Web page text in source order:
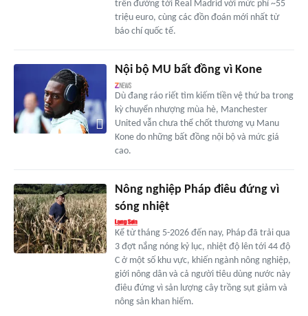
trên đường tới Real Madrid với mức phí ~55
triệu euro, cùng các đồn đoán mới nhất từ
báo chí quốc tế.
Nội bộ MU bất đồng vì Kone
Dù đang ráo riết tìm kiếm tiền vệ thứ ba trong
kỳ chuyển nhượng mùa hè, Manchester
United vẫn chưa thể chốt thương vụ Manu
Kone do những bất đồng nội bộ và mức giá
cao.
Nông nghiệp Pháp điêu đứng vì
sóng nhiệt
Kể từ tháng 5-2026 đến nay, Pháp đã trải qua
3 đợt nắng nóng kỷ lục, nhiệt độ lên tới 44 độ
C ở một số khu vực, khiến ngành nông nghiệp,
giới nông dân và cả người tiêu dùng nước này
điêu đứng vì sản lượng cây trồng sụt giảm và
nông sản khan hiếm.